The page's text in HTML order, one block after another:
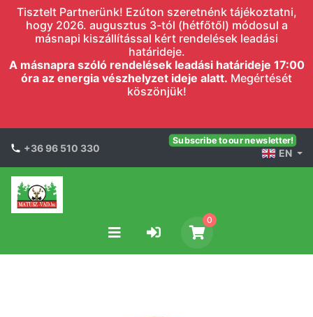
Tisztelt Partnerünk! Ezúton szeretnénk tájékoztatni,
hogy 2026. augusztus 3-tól (hétfőtől) módosul a
másnapi kiszállítással kért rendelések leadási
határideje.
A másnapra szóló rendelések leadási határideje 17:00
óra az energia vészhelyzet ideje alatt. Megértését
köszönjük!
+36 96 510 330
Subscribe to our newsletter!
EN
0